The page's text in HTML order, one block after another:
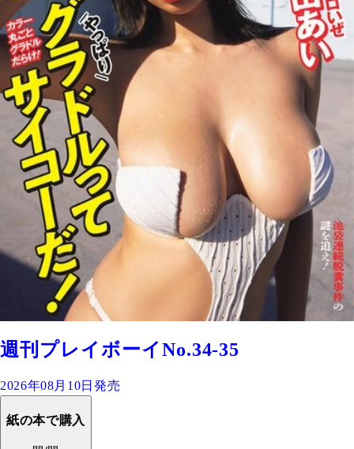
週刊プレイボーイNo.34-35
2026年08月10日発売
紙の本で購入